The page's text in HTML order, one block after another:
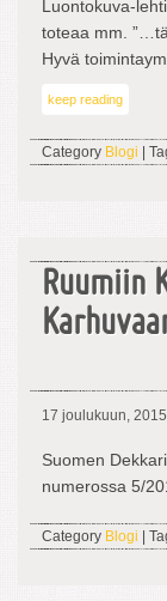
Luontokuva-
toteaa mm.
Hyvä
keep reading
Category Blogi |
Ruumiin
17 joulukuun, 2015
Suomen
numerossa 5/
Category Blogi |